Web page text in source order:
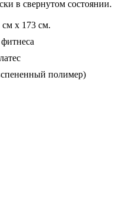
в свернутом состоянии.
см х 173 см.
полимер)